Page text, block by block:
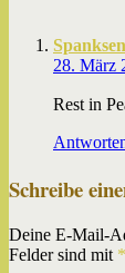
Spanksen
28. März
Rest in
Schreibe
Deine E-Mail-
Felder sind mit *